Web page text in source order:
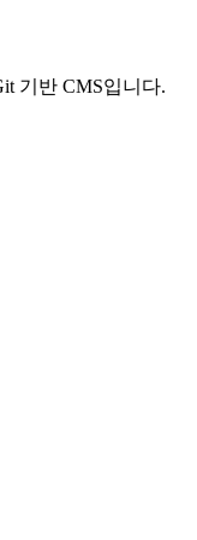
기반 CMS입니다.